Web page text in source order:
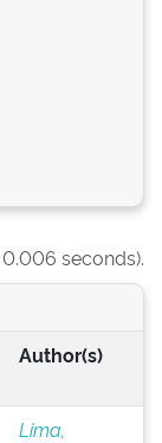
0.006 seconds).
Author(s)
Lima,